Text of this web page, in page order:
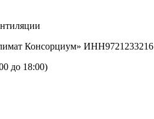
Консорциум» ИНН9721233216
до 18:00)